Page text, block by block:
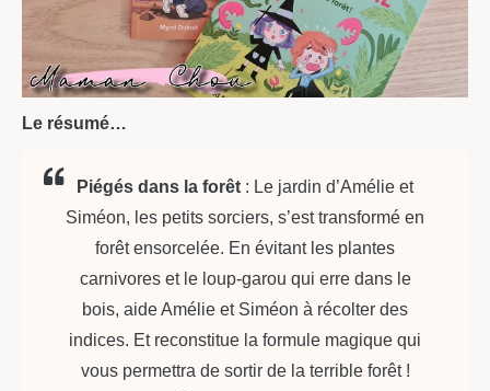
Le résumé…
Piégés dans la forêt : Le jardin d’Amélie et
Siméon, les petits sorciers, s’est transformé en
forêt ensorcelée. En évitant les plantes
carnivores et le loup-garou qui erre dans le
bois, aide Amélie et Siméon à récolter des
indices. Et reconstitue la formule magique qui
vous permettra de sortir de la terrible forêt !